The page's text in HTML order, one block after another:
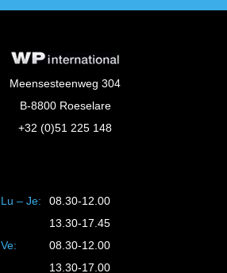
Meensesteenweg 304
B-8800 Roeselare
+32 (0)51 225 148
Lu – Je:
08.30-12.00
13.30-17.45
Ve:
08.30-12.00
13.30-17.00